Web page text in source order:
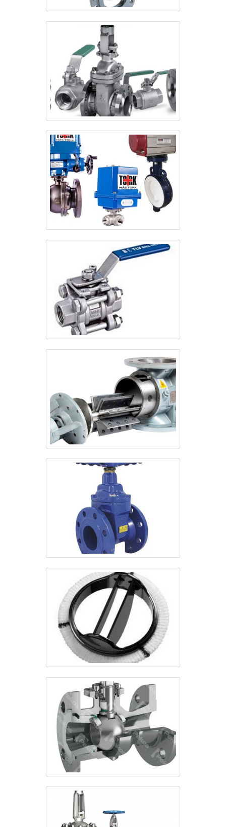
consultores associados e profissionais
com vasta experiência na área de atuação,
comprova sua essência de trazer o melhor
para todos os clientes.